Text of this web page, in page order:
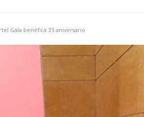
Gala benéfica 35 aniversario